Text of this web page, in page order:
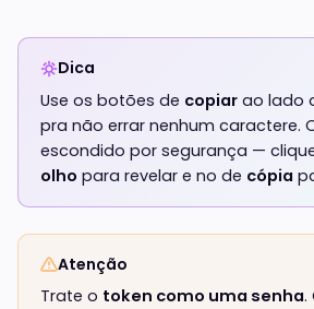
Dica
Use os botões de copiar ao lado
pra não errar nenhum caractere.
escondido por segurança —
olho para revelar e no de cópia
Atenção
Trate o token como uma senha.